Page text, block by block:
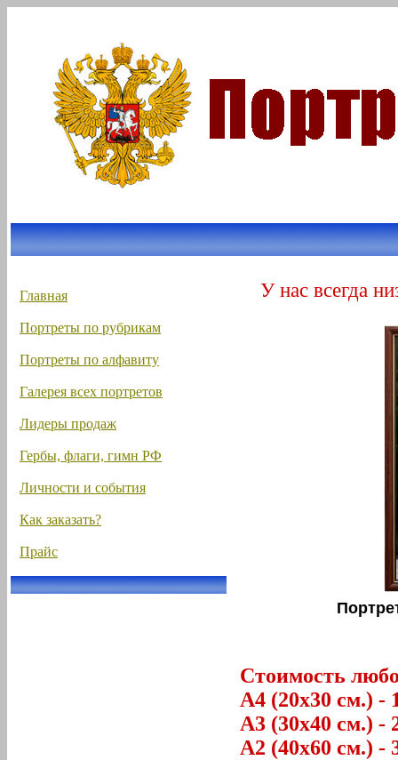
Главная
Портреты по рубрикам
Портреты по алфавиту
Галерея всех портретов
Лидеры продаж
Гербы, флаги, гимн РФ
Личности и события
Как заказать?
Прайс
У нас всегда
Стоимость
А4 (20х30 см.) -
А3 (30х40 см.) -
А2 (40х60 см.) -